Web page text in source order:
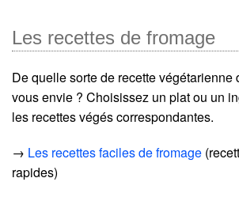
Les recettes de fromage
De quelle sorte de recette végétarienne
vous envie ? Choisissez un plat ou un
les recettes végés correspondantes.
→ Les recettes faciles de fromage
rapides)